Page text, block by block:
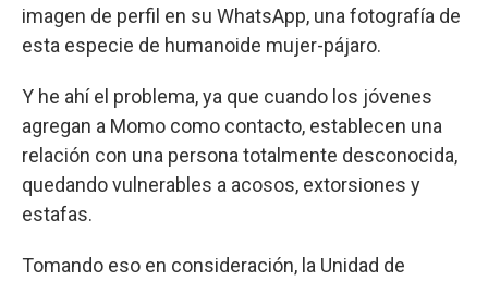
imagen de perfil en su WhatsApp, una fotografía de
esta especie de humanoide mujer-pájaro.
Y he ahí el problema, ya que cuando los jóvenes
agregan a Momo como contacto, establecen una
relación con una persona totalmente desconocida,
quedando vulnerables a acosos, extorsiones y
estafas.
Tomando eso en consideración, la Unidad de